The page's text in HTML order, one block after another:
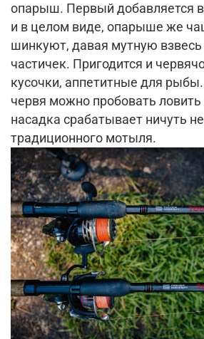
опарыш. Первый добавляется
и в целом виде, опарыше же
шинкуют, давая мутную
частичек. Пригодится и
кусочки, аппетитные для рыбы.
червя можно пробовать ловить
насадка срабатывает ничуть
традиционного мотыля.